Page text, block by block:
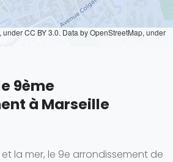
, under CC BY 3.0. Data by OpenStreetMap, under
9ème
à Marseille
la mer, le 9e arrondissement de